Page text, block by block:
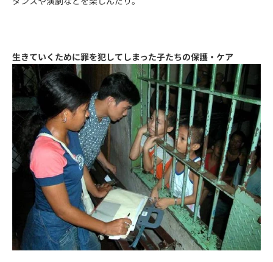
生きていくために罪を犯してしまった子たちの保護・ケア